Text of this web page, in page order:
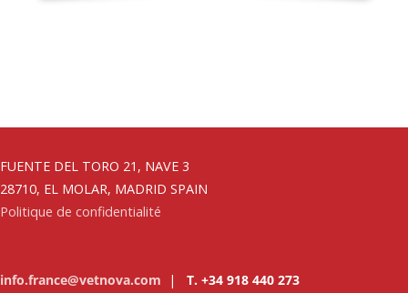
FUENTE DEL TORO 21, NAVE 3
28710, EL MOLAR, MADRID SPAIN
Politique de confidentialité
info.france@vetnova.com | T. +34 918 440 273